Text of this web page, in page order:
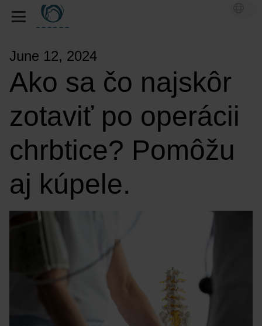
June 12, 2024
Ako sa čo najskôr
zotaviť po operácii
chrbtice? Pomôžu
aj kúpele.